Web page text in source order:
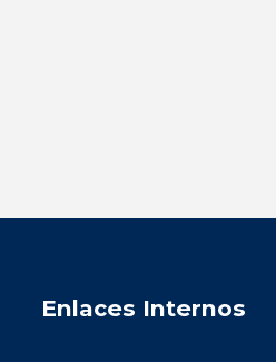
Enlaces Internos